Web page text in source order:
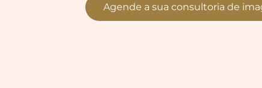
Agende a sua consultoria de